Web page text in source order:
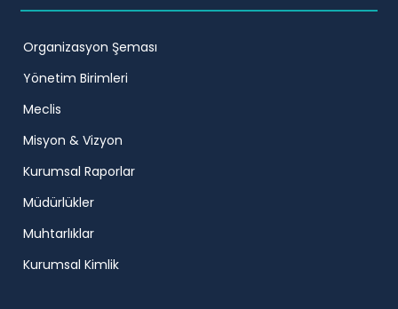
Organizasyon Şeması
Yönetim Birimleri
Meclis
Misyon & Vizyon
Kurumsal Raporlar
Müdürlükler
Muhtarlıklar
Kurumsal Kimlik